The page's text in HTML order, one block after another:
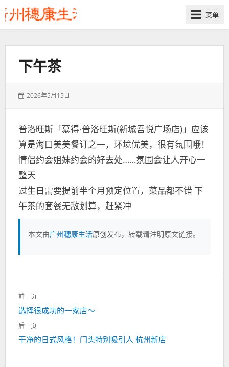
菜单
下午茶
发
2026年5月15日
普洛旺斯「慕得·普洛旺斯(新城吾悦广场店)」应该
算是海口美美餐订之一，环境优美，很有氛围哦！
情侣约会姐妹约会的好去处……氛围会让人开心一
整天
过生日需要提前半个月预定位置，菜品都不错 下
午茶的套餐无敌划算，赶紧冲
本文由广州穗康生活原创发布，转载请注明原文链接。
文
章
导
航
前一页
上
一
选择很成功的一家店～
后一页
下
干净的日式风格！门头特别吸引人 杭州新店